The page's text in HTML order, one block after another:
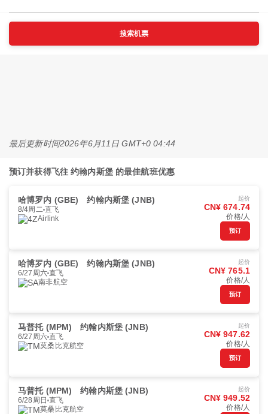
搜索机票
最后更新时间2026年6月11日 GMT+0 04:44
预订并获得飞往 约翰内斯堡 的最佳航班优惠
哈博罗内 (GBE) 约翰内斯堡 (JNB)
8/4周二 直飞
Airlink
起价
CN¥ 674.74
价格/人
预订
哈博罗内 (GBE) 约翰内斯堡 (JNB)
6/27周六 直飞
南非航空
起价
CN¥ 765.1
价格/人
预订
马普托 (MPM) 约翰内斯堡 (JNB)
6/27周六 直飞
莫桑比克航空
起价
CN¥ 947.62
价格/人
预订
马普托 (MPM) 约翰内斯堡 (JNB)
6/28周日 直飞
莫桑比克航空
起价
CN¥ 949.52
价格/人